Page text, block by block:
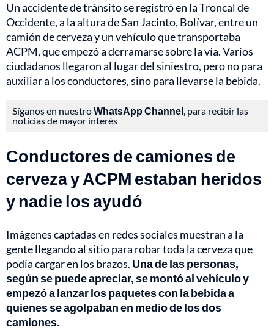
Un accidente de tránsito se registró en la Troncal de
Occidente, a la altura de San Jacinto, Bolívar, entre un
camión de cerveza y un vehículo que transportaba
ACPM, que empezó a derramarse sobre la vía. Varios
ciudadanos llegaron al lugar del siniestro, pero no para
auxiliar a los conductores, sino para llevarse la bebida.
Síganos en nuestroWhatsApp Channel, para recibir las
noticias de mayor interés
Conductores de camiones de
cerveza y ACPM estaban heridos
y nadie los ayudó
Imágenes captadas en redes sociales muestran a la
gente llegando al sitio para robar toda la cerveza que
podía cargar en los brazos. Una de las personas,
según se puede apreciar, se montó al vehículo y
empezó a lanzar los paquetes con la bebida a
quienes se agolpaban en medio de los dos
camiones.